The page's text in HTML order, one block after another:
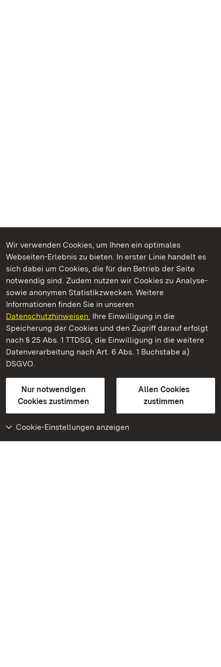
Wir verwenden Cookies, um Ihnen ein optimales
Webseiten-Erlebnis zu bieten. In erster Linie handelt es
sich dabei um Cookies, die für den Betrieb der Seite
notwendig sind. Zudem nutzen wir Cookies zu Analyse-
sowie anonymen Statistikzwecken. Weitere
Informationen finden Sie in unseren
Datenschutzhinweisen. Ihre Einwilligung in die
Speicherung der Cookies und den Zugriff darauf erfolgt
nach § 25 Abs. 1 TTDSG, die Einwilligung in die weitere
Datenverarbeitung nach Art. 6 Abs. 1 Buchstabe a)
DSGVO.
Nur notwendigen
Cookies zustimmen
Allen Cookies
zustimmen
Cookie-Einstellungen anzeigen
Kommen. Staunen. Genießen.
Staatliche Schlösser und Gärten Baden‑Württemberg
Staatliche Schlösser und Gärten Baden-Württemberg
Kontakt
GebärdenspracheLeichte Sprache
Erklärung zur Barrierefreiheit
BITV-konform (geprüfte Seiten)
Weiteres